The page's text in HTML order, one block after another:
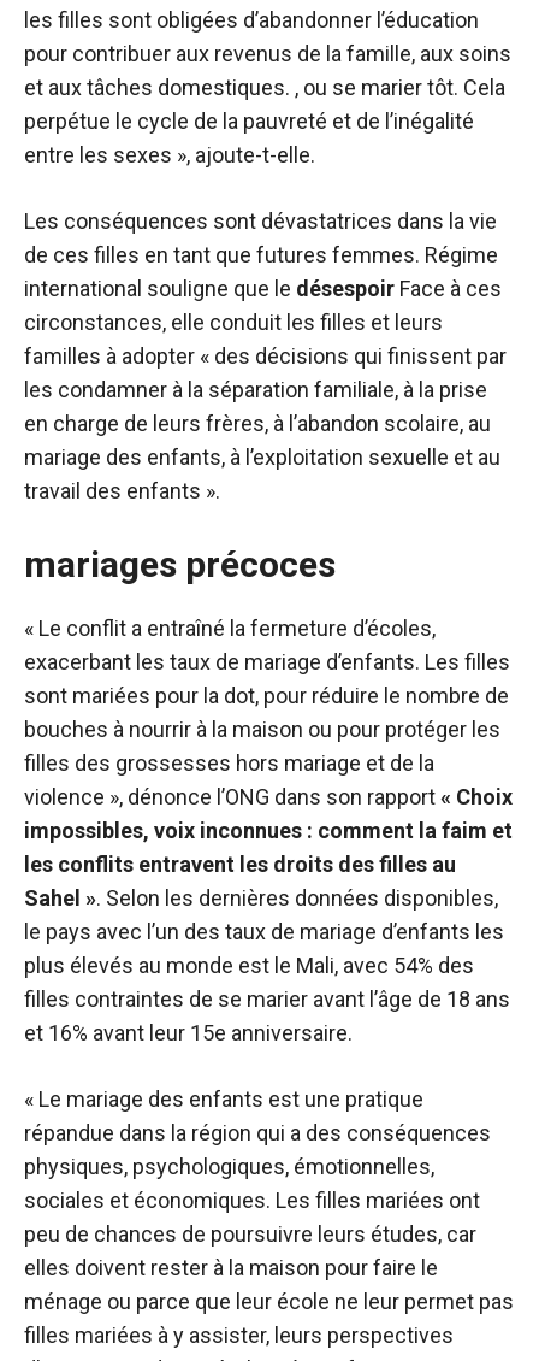
les filles sont obligées d’abandonner l’éducation
pour contribuer aux revenus de la famille, aux soins
et aux tâches domestiques. , ou se marier tôt. Cela
perpétue le cycle de la pauvreté et de l’inégalité
entre les sexes », ajoute-t-elle.
Les conséquences sont dévastatrices dans la vie
de ces filles en tant que futures femmes. Régime
international souligne que le désespoir Face à ces
circonstances, elle conduit les filles et leurs
familles à adopter « des décisions qui finissent par
les condamner à la séparation familiale, à la prise
en charge de leurs frères, à l’abandon scolaire, au
mariage des enfants, à l’exploitation sexuelle et au
travail des enfants ».
mariages précoces
« Le conflit a entraîné la fermeture d’écoles,
exacerbant les taux de mariage d’enfants. Les filles
sont mariées pour la dot, pour réduire le nombre de
bouches à nourrir à la maison ou pour protéger les
filles des grossesses hors mariage et de la
violence », dénonce l’ONG dans son rapport« Choix
impossibles, voix inconnues : comment la faim et
les conflits entravent les droits des filles au
Sahel ». Selon les dernières données disponibles,
le pays avec l’un des taux de mariage d’enfants les
plus élevés au monde est le Mali, avec 54% des
filles contraintes de se marier avant l’âge de 18 ans
et 16% avant leur 15e anniversaire.
« Le mariage des enfants est une pratique
répandue dans la région qui a des conséquences
physiques, psychologiques, émotionnelles,
sociales et économiques. Les filles mariées ont
peu de chances de poursuivre leurs études, car
elles doivent rester à la maison pour faire le
ménage ou parce que leur école ne leur permet pas
filles mariées à y assister, leurs perspectives